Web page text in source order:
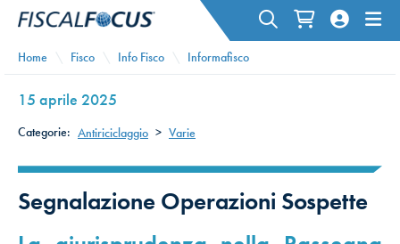
Home Fisco Info Fisco Informafisco
15 aprile 2025
Categorie: Antiriciclaggio > Varie
Segnalazione Operazioni Sospette